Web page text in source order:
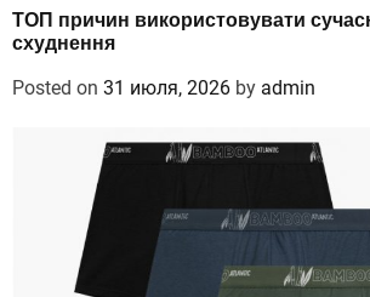
ТОП причин використовувати
схуднення
Posted on 31 июля, 2026 by admin